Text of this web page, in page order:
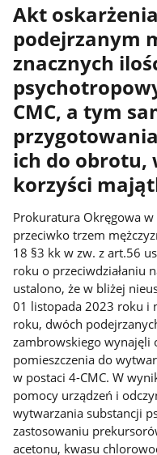
Akt
podejrzanym
znacznych
CMC, a tym
ich do obrotu,
korzyści
Prokuratura Okręgowa
przeciwko trzem
18 §3 kk w zw. z art.56
roku o przeciwdziałaniu
ustalono, że w bliżej
01 listopada 2023 roku i
roku, dwóch
zambrowskiego wynajęli
pomieszczenia do
w postaci 4-CMC. W
pomocy urządzeń i
wytwarzania substancji
zastosowaniu
acetonu, kwasu